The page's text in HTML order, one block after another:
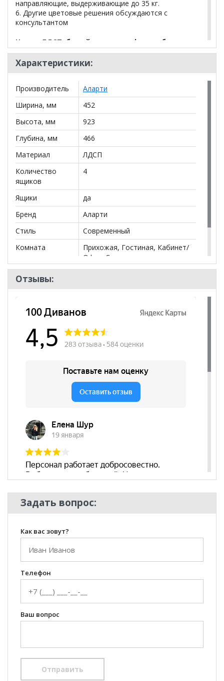
направляющие, выдерживающие до 35 кг.
6. Другие цветовые решения обсуждаются с
консультантом
Цвета ЛДСП: белый, венге, графит, дуб
сонома, ясень анкор светлый
*Дополнительную информацию о том, как купить
Комод K-93x45x45-1-TRуточняйте у нашего
менеджера по телефону+79292022735.
**Цены на официальном сайте
действительны только для интернет-магазинаи
могут отличаться от цен в розничных магазинах-
салонах сети!
Характеристики:
Производитель
Аларти
Ширина, мм
452
Высота, мм
923
Глубина, мм
466
Материал
ЛДСП
Количество
ящиков
4
Ящики
да
Бренд
Аларти
Стиль
Современный
Комната
Прихожая, Гостиная, Кабинет/
Офис, Спальня
Пол
Отзывы:
Задать вопрос:
Как вас зовут?
Телефон
Ваш вопрос
Отправить